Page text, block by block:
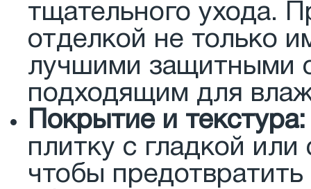
тщательного ухода.
отделкой не только
лучшими защитными
подходящим для
Покрытие и текстура:
плитку с гладкой
чтобы